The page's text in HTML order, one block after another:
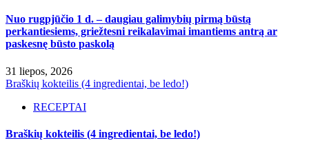
Nuo rugpjūčio 1 d. – daugiau galimybių pirmą būstą
perkantiesiems, griežtesni reikalavimai imantiems antrą ar
paskesnę būsto paskolą
31 liepos, 2026
Braškių kokteilis (4 ingredientai, be ledo!)
RECEPTAI
Braškių kokteilis (4 ingredientai, be ledo!)